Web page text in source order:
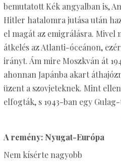
bemutatott Kék angyalban is,
Hitler hatalomra jutása után
el magát az emigrálásra. Mivel
átkelés az Atlanti-óceánon,
irányt. Ám mire Moszkván át
ahonnan Japánba akart
üzent a szovjeteknek. Mint
elfogták, s 1943-ban egy
A remény: Nyugat-Európa
Nem kísérte nagyobb